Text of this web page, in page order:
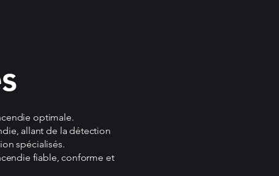
optimale.
allant de la détection
spécialisés.
fiable, conforme et